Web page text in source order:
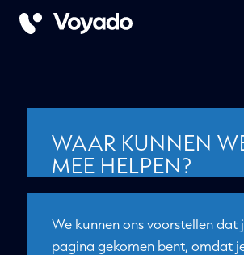
WAAR KUNNEN
MEE HELPEN?
We kunnen ons voorstellen dat
pagina gekomen bent, omdat